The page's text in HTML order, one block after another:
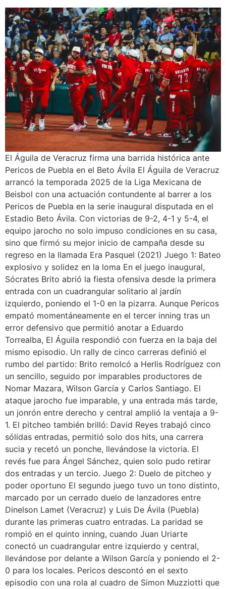
El Águila de Veracruz firma una barrida histórica ante
Pericos de Puebla en el Beto Ávila El Águila de Veracruz
arrancó la temporada 2025 de la Liga Mexicana de
Beisbol con una actuación contundente al barrer a los
Pericos de Puebla en la serie inaugural disputada en el
Estadio Beto Ávila. Con victorias de 9-2, 4-1 y 5-4, el
equipo jarocho no solo impuso condiciones en su casa,
sino que firmó su mejor inicio de campaña desde su
regreso en la llamada Era Pasquel (2021) Juego 1: Bateo
explosivo y solidez en la loma En el juego inaugural,
Sócrates Brito abrió la fiesta ofensiva desde la primera
entrada con un cuadrangular solitario al jardín
izquierdo, poniendo el 1-0 en la pizarra. Aunque Pericos
empató momentáneamente en el tercer inning tras un
error defensivo que permitió anotar a Eduardo
Torrealba, El Águila respondió con fuerza en la baja del
mismo episodio. Un rally de cinco carreras definió el
rumbo del partido: Brito remolcó a Herlis Rodríguez con
un sencillo, seguido por imparables productores de
Nomar Mazara, Wilson García y Carlos Santiago. El
ataque jarocho fue imparable, y una entrada más tarde,
un jonrón entre derecho y central amplió la ventaja a 9-
1. El pitcheo también brilló: David Reyes trabajó cinco
sólidas entradas, permitió solo dos hits, una carrera
sucia y recetó un ponche, llevándose la victoria. El
revés fue para Ángel Sánchez, quien solo pudo retirar
dos entradas y un tercio. Juego 2: Duelo de pitcheo y
poder oportuno El segundo juego tuvo un tono distinto,
marcado por un cerrado duelo de lanzadores entre
Dinelson Lamet (Veracruz) y Luis De Ávila (Puebla)
durante las primeras cuatro entradas. La paridad se
rompió en el quinto inning, cuando Juan Uriarte
conectó un cuadrangular entre izquierdo y central,
llevándose por delante a Wilson García y poniendo el 2-
0 para los locales. Pericos descontó en el sexto
episodio con una rola al cuadro de Simon Muzziotti que